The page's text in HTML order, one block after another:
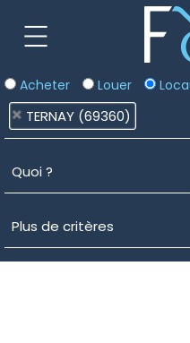
Acheter Louer
TERNAY (69360)